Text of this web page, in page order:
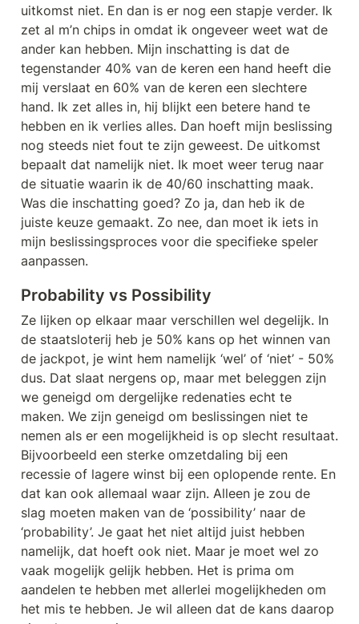
uitkomst niet. En dan is er nog een stapje verder. Ik
zet al m’n chips in omdat ik ongeveer weet wat de
ander kan hebben. Mijn inschatting is dat de
tegenstander 40% van de keren een hand heeft die
mij verslaat en 60% van de keren een slechtere
hand. Ik zet alles in, hij blijkt een betere hand te
hebben en ik verlies alles. Dan hoeft mijn beslissing
nog steeds niet fout te zijn geweest. De uitkomst
bepaalt dat namelijk niet. Ik moet weer terug naar
de situatie waarin ik de 40/60 inschatting maak.
Was die inschatting goed? Zo ja, dan heb ik de
juiste keuze gemaakt. Zo nee, dan moet ik iets in
mijn beslissingsproces voor die specifieke speler
aanpassen.
Probability vs Possibility
Ze lijken op elkaar maar verschillen wel degelijk. In
de staatsloterij heb je 50% kans op het winnen van
de jackpot, je wint hem namelijk ‘wel’ of ‘niet’ - 50%
dus. Dat slaat nergens op, maar met beleggen zijn
we geneigd om dergelijke redenaties echt te
maken. We zijn geneigd om beslissingen niet te
nemen als er een mogelijkheid is op slecht resultaat.
Bijvoorbeeld een sterke omzetdaling bij een
recessie of lagere winst bij een oplopende rente. En
dat kan ook allemaal waar zijn. Alleen je zou de
slag moeten maken van de ‘possibility’ naar de
‘probability’. Je gaat het niet altijd juist hebben
namelijk, dat hoeft ook niet. Maar je moet wel zo
vaak mogelijk gelijk hebben. Het is prima om
aandelen te hebben met allerlei mogelijkheden om
het mis te hebben. Je wil alleen dat de kans daarop